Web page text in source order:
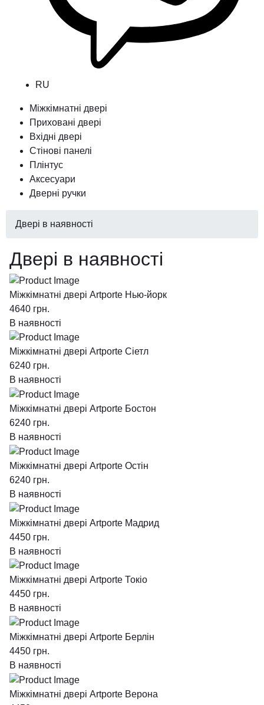
RU
Міжкімнатні двері
Приховані двері
Вхідні двері
Стінові панелі
Плінтус
Аксесуари
Дверні ручки
Двері в наявності
Двері в наявності
Міжкімнатні двері Artporte Нью-йорк
4640 грн.
В наявності
Міжкімнатні двері Artporte Сіетл
6240 грн.
В наявності
Міжкімнатні двері Artporte Бостон
6240 грн.
В наявності
Міжкімнатні двері Artporte Остін
6240 грн.
В наявності
Міжкімнатні двері Artporte Мадрид
4450 грн.
В наявності
Міжкімнатні двері Artporte Токіо
4450 грн.
В наявності
Міжкімнатні двері Artporte Берлін
4450 грн.
В наявності
Міжкімнатні двері Artporte Верона